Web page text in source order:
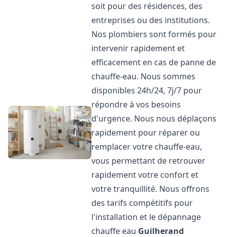
soit pour des résidences, des
entreprises ou des institutions.
Nos plombiers sont formés pour
intervenir rapidement et
efficacement en cas de panne de
chauffe-eau. Nous sommes
disponibles 24h/24, 7j/7 pour
répondre à vos besoins
d'urgence. Nous nous déplaçons
rapidement pour réparer ou
remplacer votre chauffe-eau,
vous permettant de retrouver
rapidement votre confort et
votre tranquillité. Nous offrons
des tarifs compétitifs pour
l'installation et le dépannage
chauffe eau Guilherand